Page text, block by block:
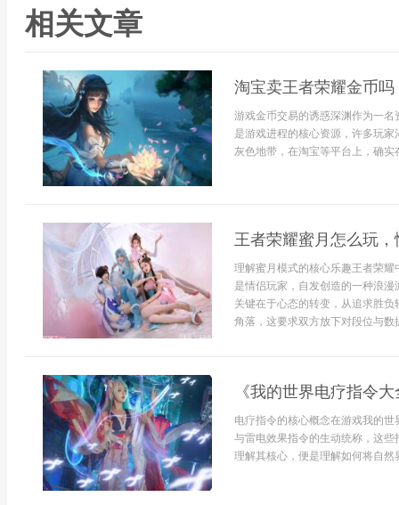
相关文章
淘宝卖王者荣耀金币
游戏金币交易的诱惑深渊作为一
是游戏进程的核心资源，许多玩
灰色地带，在淘宝等平台上，确
王者荣耀蜜月怎么玩
理解蜜月模式的核心乐趣王者荣
是情侣玩家，自发创造的一种浪
关键在于心态的转变，从追求胜
角落，这要求双方放下对段位与数
《我的世界电疗指令
电疗指令的核心概念在游戏我的
与雷电效果指令的生动统称，这
理解其核心，便是理解如何将自然